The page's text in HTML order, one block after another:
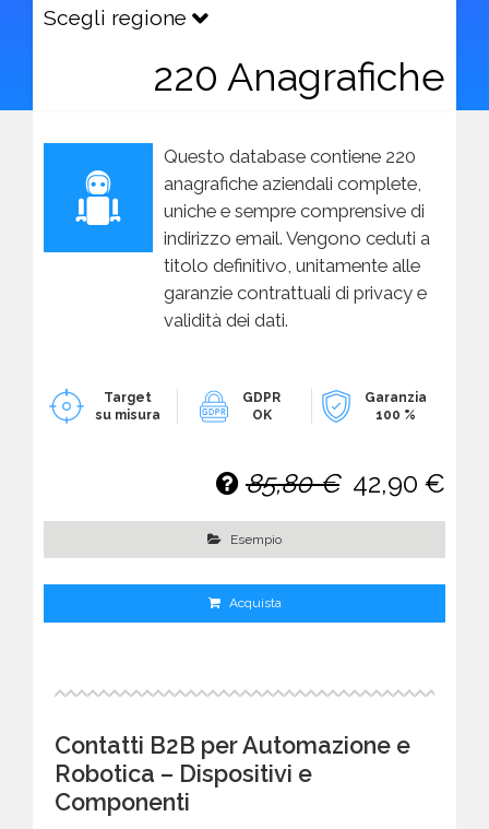
Scegli regione
220 Anagrafiche
Questo database contiene 220
anagrafiche aziendali complete,
uniche e sempre comprensive di
indirizzo email. Vengono ceduti a
titolo definitivo, unitamente alle
garanzie contrattuali di privacy e
validità dei dati.
Target
su misura
GDPR
OK
Garanzia
100 %
85,80 € 42,90 €
Esempio
Acquista
Contatti B2B per Automazione e
Robotica – Dispositivi e
Componenti